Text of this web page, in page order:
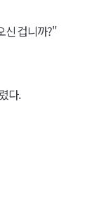
럼.
들었다.